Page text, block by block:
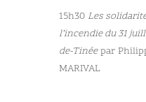
15h30 Les
l’incendie du 31
de-Tinéepar
MARIVAL